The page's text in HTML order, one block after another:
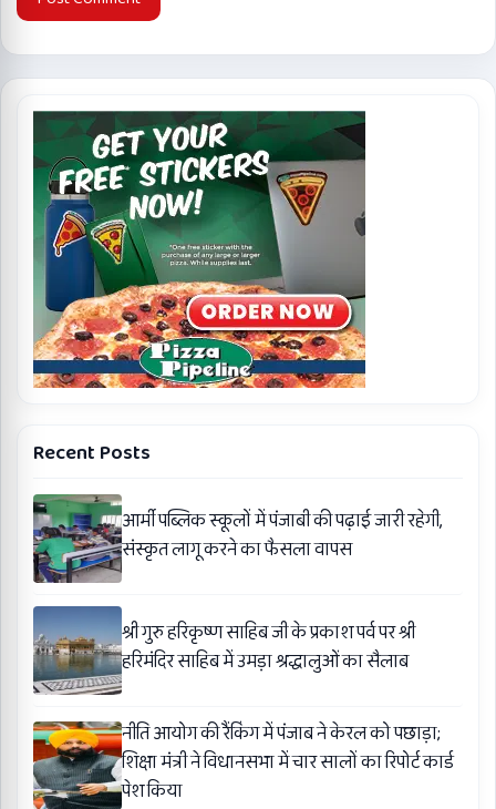
Recent Posts
आर्मी पब्लिक स्कूलों में पंजाबी की पढ़ाई जारी रहेगी,
संस्कृत लागू करने का फैसला वापस
श्री गुरु हरिकृष्ण साहिब जी के प्रकाश पर्व पर श्री
हरिमंदिर साहिब में उमड़ा श्रद्धालुओं का सैलाब
नीति आयोग की रैंकिंग में पंजाब ने केरल को पछाड़ा;
शिक्षा मंत्री ने विधानसभा में चार सालों का रिपोर्ट कार्ड
पेश किया